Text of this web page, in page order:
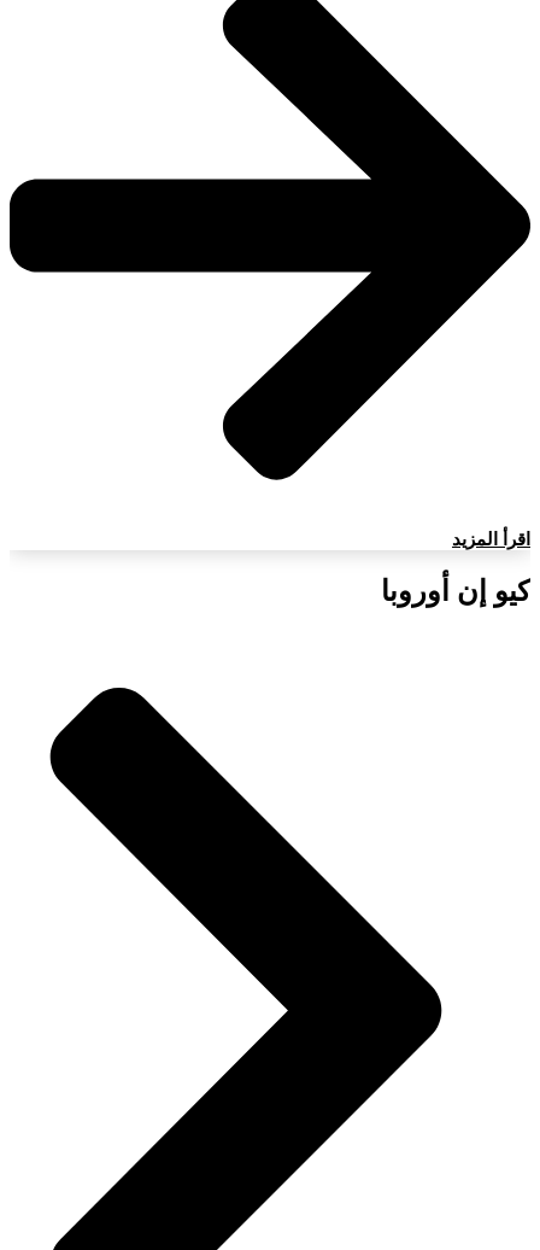
اقرأ المزيد
كيو إن أوروبا